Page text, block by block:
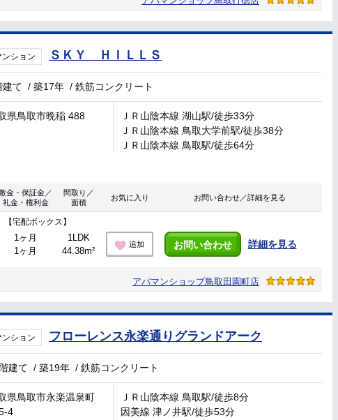
ンション ＳＫＹ ＨＩＬＬＳ
建て /築17年 /鉄筋コンクリート
県鳥取市晩稲 488
ＪＲ山陰本線 湖山駅/徒歩33分
ＪＲ山陰本線 鳥取大学前駅/徒歩38分
ＪＲ山陰本線 鳥取駅/徒歩64分
金・保証金／
礼金・権利金
間取り／
面積
お気に入り お問い合わせ／詳細を見る
宅配ボックス】
1ヶ月
1ヶ月
1LDK
44.38m²
追加 お問い合わせ 詳細を見る
アパマンショップ鳥取田園町店
ンション フローレンス永楽通りグランドアーク
建て /築19年 /鉄筋コンクリート
県鳥取市永楽温泉町
4
ＪＲ山陰本線 鳥取駅/徒歩8分
因美線 津ノ井駅/徒歩53分